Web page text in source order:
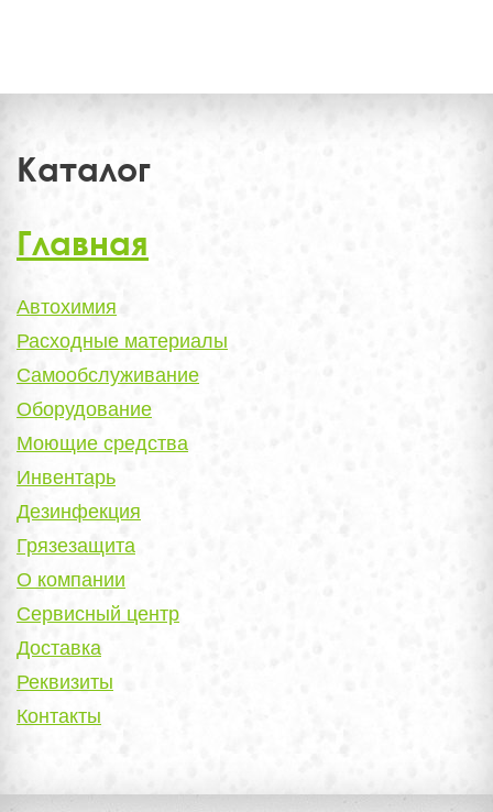
Каталог
Главная
Автохимия
Расходные материалы
Самообслуживание
Оборудование
Моющие средства
Инвентарь
Дезинфекция
Грязезащита
О компании
Сервисный центр
Доставка
Реквизиты
Контакты